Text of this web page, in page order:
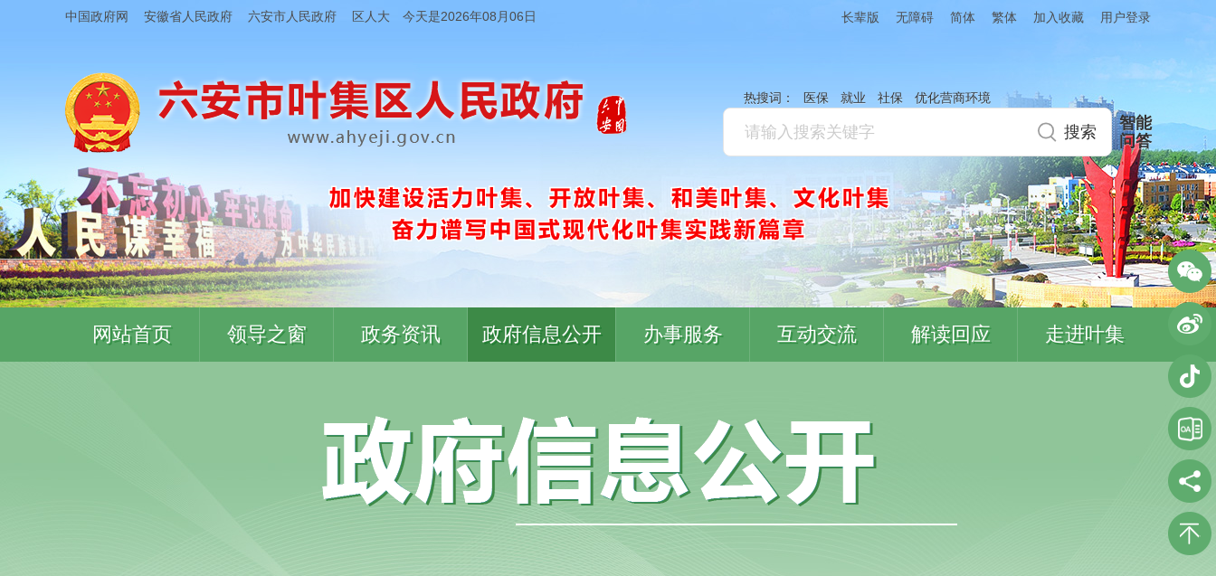
中国政府网 安徽省人民政府 六安市人民政府 区人大 今天是2026年08月06日 长辈版 无障碍 简体 繁体 加入收藏 用户登录
热搜词： 医保 就业 社保 优化营商环境
智能
问答
网站首页 领导之窗 政务资讯 政府信息公开 办事服务 互动交流 解读回应 走进叶集